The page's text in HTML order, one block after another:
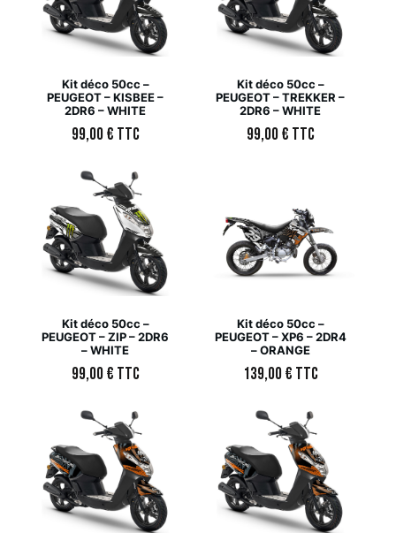
Kit déco 50cc –
PEUGEOT – KISBEE –
2DR6 – WHITE
99,00€ TTC
Kit déco 50cc –
PEUGEOT – TREKKER –
2DR6 – WHITE
99,00€ TTC
Kit déco 50cc –
PEUGEOT – ZIP – 2DR6
– WHITE
99,00€ TTC
Kit déco 50cc –
PEUGEOT – XP6 – 2DR4
– ORANGE
139,00€ TTC